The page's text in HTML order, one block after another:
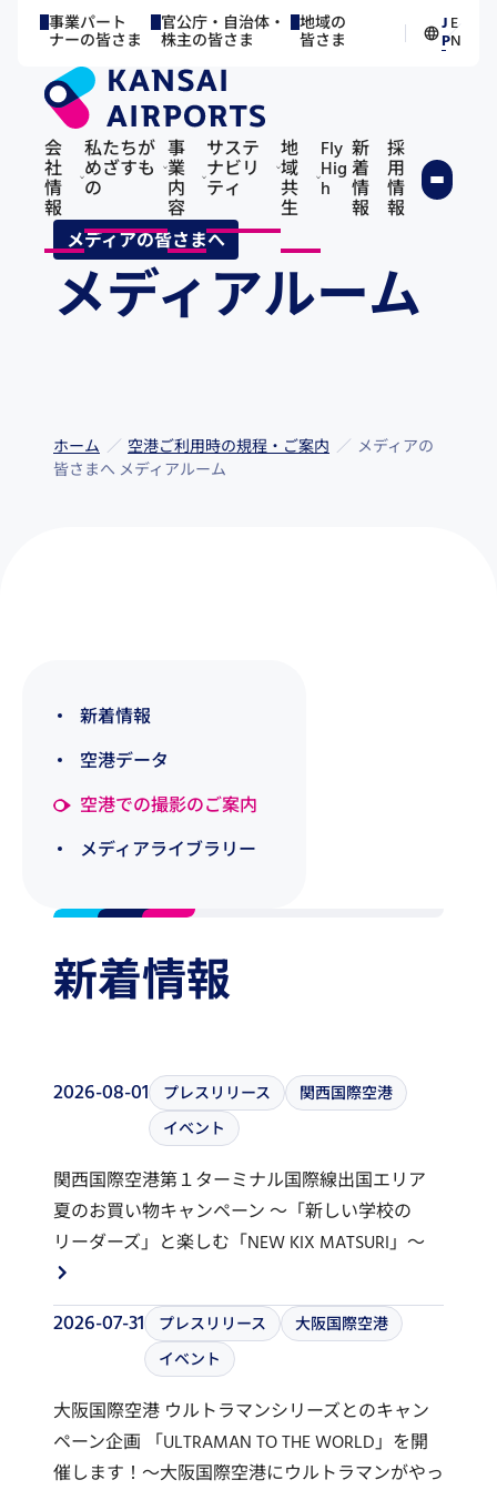
事業パート
ナーの皆さま
官公庁・自治体・
株主の皆さま
地域の
皆さま
J
P／
E
N
会
社
情
報
私たちが
めざすも
の
事
業
内
容
サステ
ナビリ
ティ
地
域
共
生
Fly
Hig
h
新
着
情
報
採
用
情
報
メディアの皆さまへ
メディアルーム
ホーム 空港ご利用時の規程・ご案内
メディアの
皆さまへ メディアルーム
新着情報
空港データ
空港での撮影のご案内
メディアライブラリー
新着情報
2026-08-01 プレスリリース
関西国際空港
イベント
関西国際空港第１ターミナル国際線出国エリア
夏のお買い物キャンペーン ～「新しい学校の
リーダーズ」と楽しむ「NEW KIX MATSURI」～
2026-07-31 プレスリリース
大阪国際空港
イベント
大阪国際空港 ウルトラマンシリーズとのキャン
ペーン企画 「ULTRAMAN TO THE WORLD」を開
催します！～大阪国際空港にウルトラマンがやっ